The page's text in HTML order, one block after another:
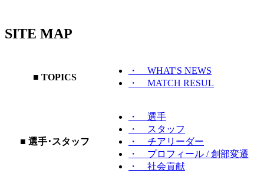
SITE MAP
■ TOPICS
・ WHAT'S NEWS
・ MATCH RESUL
■ 選手･スタッフ
・ 選手
・ スタッフ
・ チアリーダー
・ プロフィール / 創部変遷
・ 社会貢献